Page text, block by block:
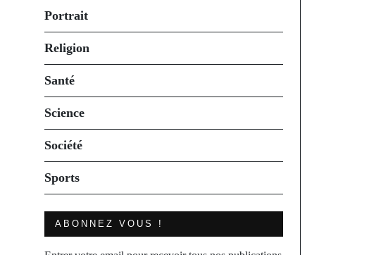
Portrait
Religion
Santé
Science
Société
Sports
ABONNEZ VOUS !